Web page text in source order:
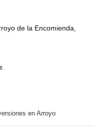
de la Encomienda,
en Arroyo